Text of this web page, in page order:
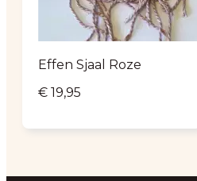
Effen Sjaal Roze
€ 19,95